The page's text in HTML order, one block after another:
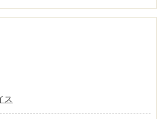
ス